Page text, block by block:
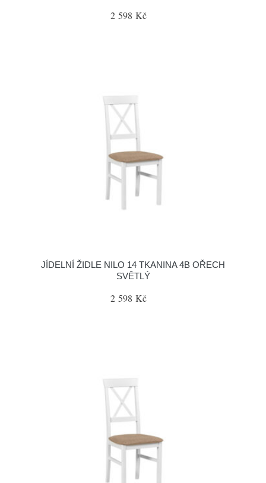
2 598 Kč
JÍDELNÍ ŽIDLE NILO 14 TKANINA 4B OŘECH
SVĚTLÝ
2 598 Kč